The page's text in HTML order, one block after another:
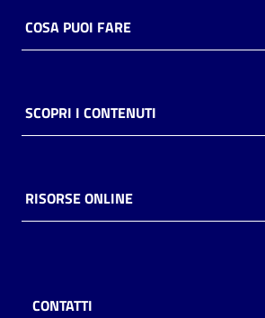
COSA PUOI FARE
SCOPRI I CONTENUTI
RISORSE ONLINE
CONTATTI